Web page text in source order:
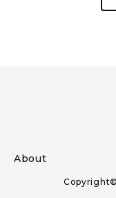
About